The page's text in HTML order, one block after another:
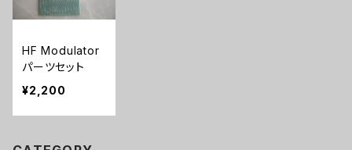
HF Modulator
パーツセット
¥2,200